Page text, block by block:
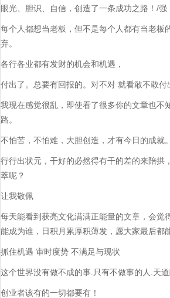
眼光、胆识、自信，创造了一条成功之路！/强
每个人都想当老板，但不是每个人都有当老板
弃。
各行各业都有发财的机会和机遇，
付出了。总要有回报的。对不对 就看敢不敢付
我现在感觉很乱，即使看了很多你的文章也不
路。
不怕苦，不怕难，大胆创造，才有今日的成就。
行行出状元，干好的必然得有干的差的来陪拱
萃呢？
让我敬佩
每天能看到获亮文化满满正能量的文章，会觉
能成为谁，日积月累厚积薄发，愿大家最后都
抓住机遇 审时度势 不满足与现状
这个世界没有做不成的事.只有不做事的人.天
创业者该有的一切都要有！